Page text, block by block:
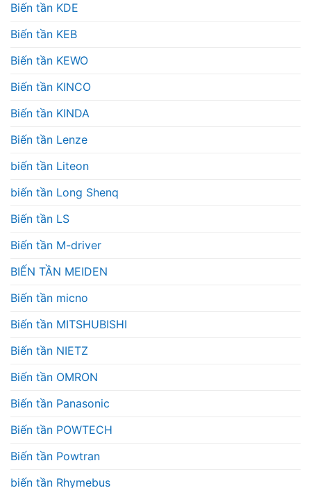
Biến tần KDE
Biến tần KEB
Biến tần KEWO
Biến tần KINCO
Biến tần KINDA
Biến tần Lenze
biến tần Liteon
biến tần Long Shenq
Biến tần LS
Biến tần M-driver
BIẾN TẦN MEIDEN
Biến tần micno
Biến tần MITSHUBISHI
Biến tần NIETZ
Biến tần OMRON
Biến tần Panasonic
Biến tần POWTECH
Biến tần Powtran
biến tần Rhymebus